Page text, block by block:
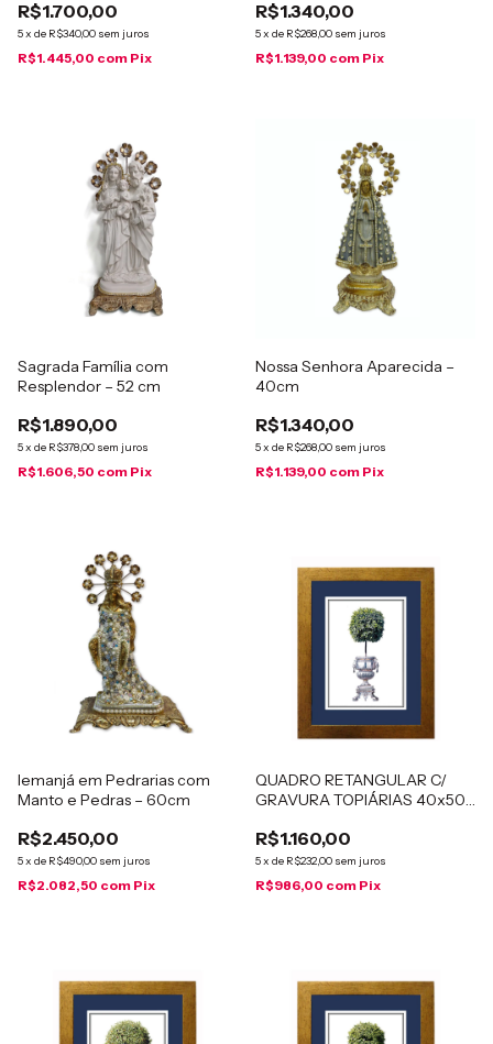
R$1.700,00
5x de R$340,00 sem juros
R$1.445,00 com Pix
R$1.340,00
5x de R$268,00 sem juros
R$1.139,00 com Pix
Sagrada Família com
Resplendor – 52 cm
R$1.890,00
5x de R$378,00 sem juros
R$1.606,50 com Pix
Nossa Senhora Aparecida –
40cm
R$1.340,00
5x de R$268,00 sem juros
R$1.139,00 com Pix
Iemanjá em Pedrarias com
Manto e Pedras – 60cm
R$2.450,00
5x de R$490,00 sem juros
R$2.082,50 com Pix
QUADRO RETANGULAR C/
GRAVURA TOPIÁRIAS 40x50
R$1.160,00
5x de R$232,00 sem juros
R$986,00 com Pix